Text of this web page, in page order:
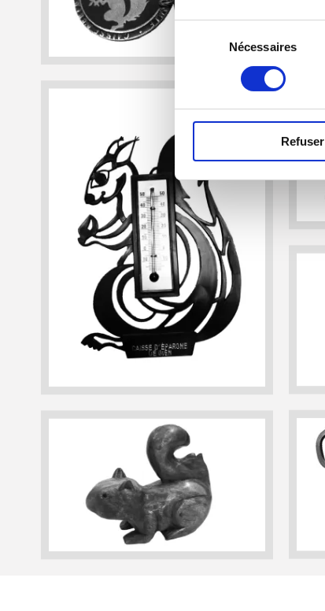
consentement
Nécessaires
Refuser